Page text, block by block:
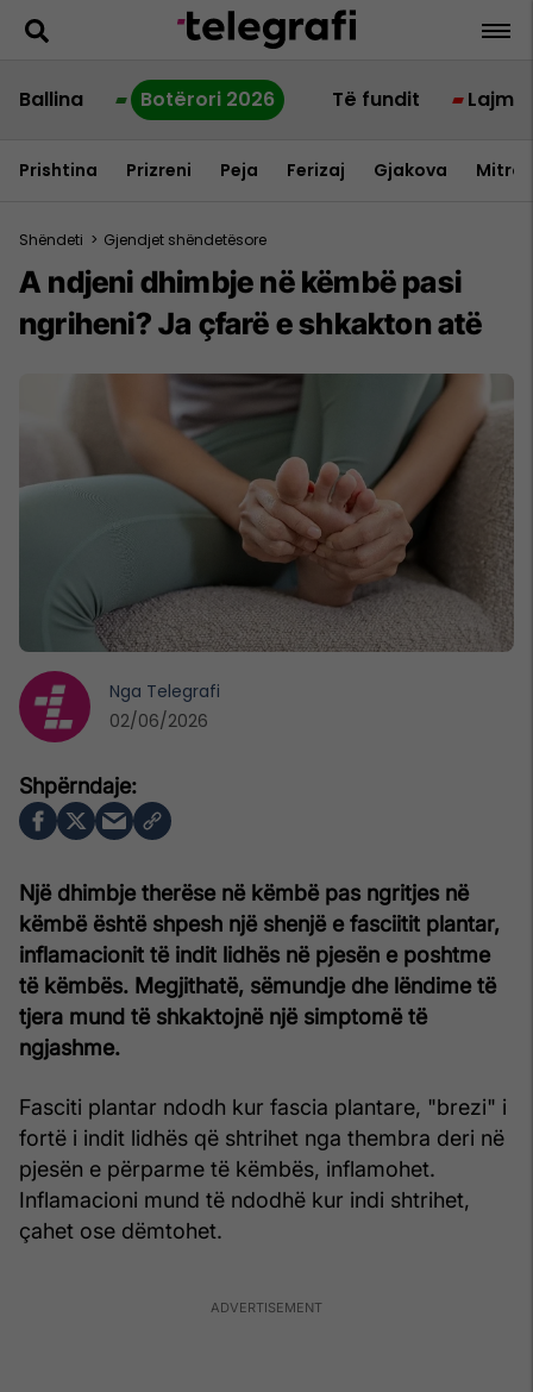
Ballina Botërori 2026 Të fundit Lajme
Prishtina Prizreni Peja Ferizaj Gjakova
Shëndeti > Gjendjet shëndetësore
A ndjeni dhimbje në këmbë pasi
ngriheni? Ja çfarë e shkakton atë
Një dhimbje therëse në këmbë pas ngritjes në
këmbë është shpesh një shenjë e fasciitit plantar,
inflamacionit të indit lidhës në pjesën e poshtme
të këmbës. Megjithatë, sëmundje dhe lëndime të
tjera mund të shkaktojnë një simptomë të
ngjashme.
Fasciti plantar ndodh kur fascia plantare, "brezi" i
fortë i indit lidhës që shtrihet nga thembra deri në
pjesën e përparme të këmbës, inflamohet.
Inflamacioni mund të ndodhë kur indi shtrihet,
çahet ose dëmtohet.
Nga Telegrafi
02/06/2026